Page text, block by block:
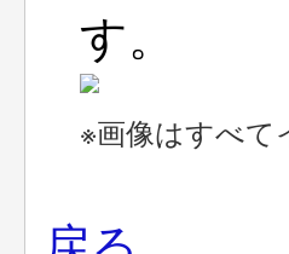
す。
※画像はすべて